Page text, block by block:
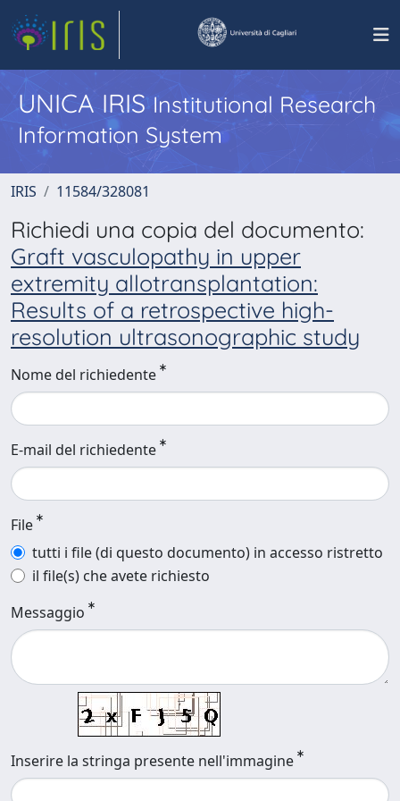
UNICA IRISInstitutional Research
Information System
IRIS 11584/328081
Richiedi una copia del documento:
Graft vasculopathy in upper
extremity allotransplantation:
Results of a retrospective high-
resolution ultrasonographic study
Nome del richiedente
E-mail del richiedente
File
tutti i file (di questo documento) in accesso ristretto
il file(s) che avete richiesto
Messaggio
Inserire la stringa presente nell'immagine